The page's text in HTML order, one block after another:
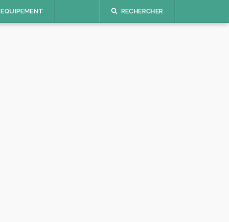
EQUIPEMENT RECHERCHER